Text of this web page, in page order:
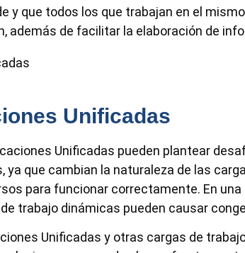
y que todos los que trabajan en el
además de facilitar la elaboración de
Unificadas
Unificadas pueden plantear
que cambian la naturaleza de las
para funcionar correctamente. En
trabajo dinámicas pueden causar
Unificadas y otras cargas de